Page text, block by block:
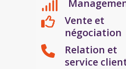
Vente et
négociation
Relation et
service